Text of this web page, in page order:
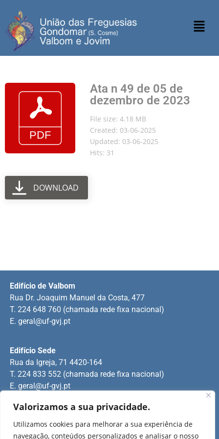
Valorizamos a sua privacidade.
Utilizamos cookies para melhorar a sua experiência de
navegação, conteúdos personalizados e analisar o nosso
Ata n 49 de 05 de
dezembro de 2023
File size: 4.18 MB
Created: 03-06-2025
Updated: 03-06-2025
Hits: 31
DOWNLOAD
Rua Manuel Pinto Martins
Edifício Sede
Rua da Igreja, 71 4420-164
T. 224 833 552 (chamada rede fixa nacional)
E. geral@uf-gvj.pt
Edifício de Valbom
Rua Dr. Joaquim Manuel da Costa, 477
T. 224 648 760 (chamada rede fixa nacional)
E. geral@uf-gvj.pt